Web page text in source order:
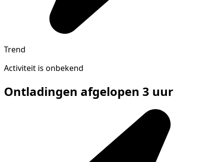
Trend
Activiteit is onbekend
Ontladingen afgelopen 3 uur